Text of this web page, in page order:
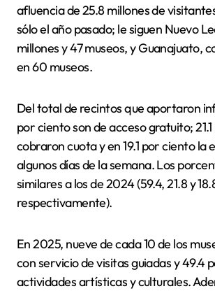
afluencia de 25.8 millones de
sólo el año pasado; le siguen Nuevo
millones y 47 museos, y Guanajuato,
en 60 museos.
Del total de recintos que aportaron
por ciento son de acceso gratuito;
cobraron cuota y en 19.1 por ciento la
algunos días de la semana. Los
similares a los de 2024 (59.4, 21.8 y
respectivamente).
En 2025, nueve de cada 10 de los
con servicio de visitas guiadas y 49.4
actividades artísticas y culturales.